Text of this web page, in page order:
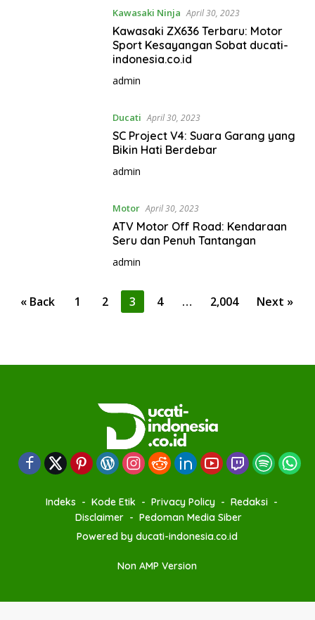
Kawasaki Ninja April 30, 2023
Kawasaki ZX636 Terbaru: Motor
Sport Kesayangan Sobat ducati-
indonesia.co.id
admin
Ducati April 30, 2023
SC Project V4: Suara Garang yang
Bikin Hati Berdebar
admin
Motor April 30, 2023
ATV Motor Off Road: Kendaraan
Seru dan Penuh Tantangan
admin
« Back 1 2 3 4 … 2,004 Next »
Indeks Kode Etik Privacy Policy
Redaksi
Disclaimer
Pedoman Media Siber
Powered by ducati-indonesia.co.id
Non AMP Version